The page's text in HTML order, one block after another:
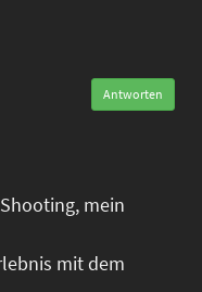
Antworten
mein
mit dem